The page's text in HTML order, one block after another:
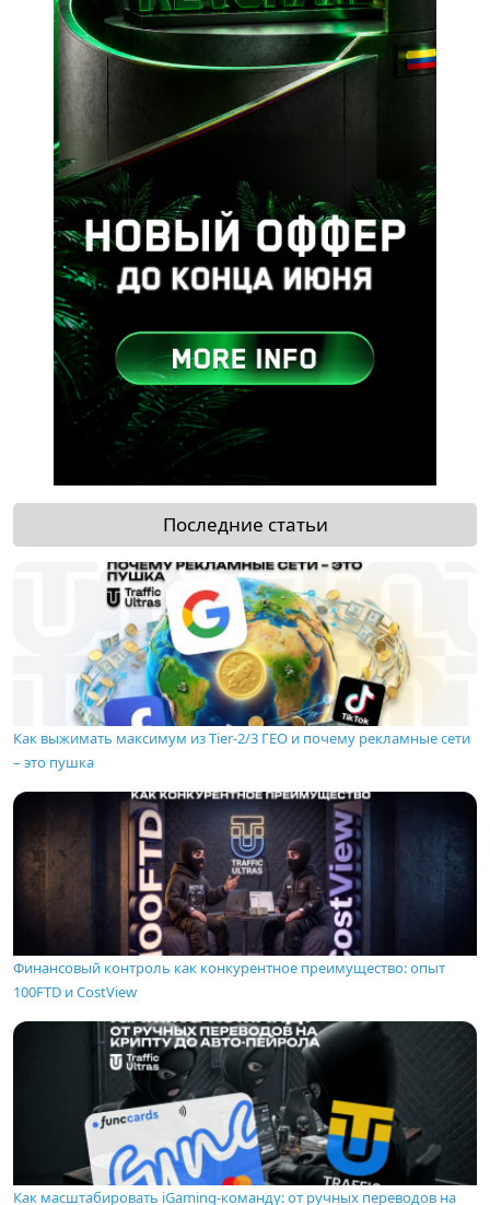
Последние статьи
Как выжимать максимум из Tier-2/3 ГЕО и почему рекламные сети
– это пушка
Финансовый контроль как конкурентное преимущество: опыт
100FTD и CostView
Как масштабировать iGaming-команду: от ручных переводов на